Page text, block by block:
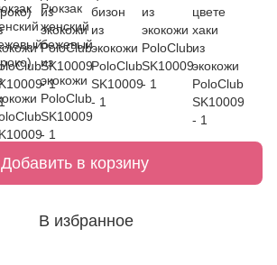
Добавить в корзину
В избранное